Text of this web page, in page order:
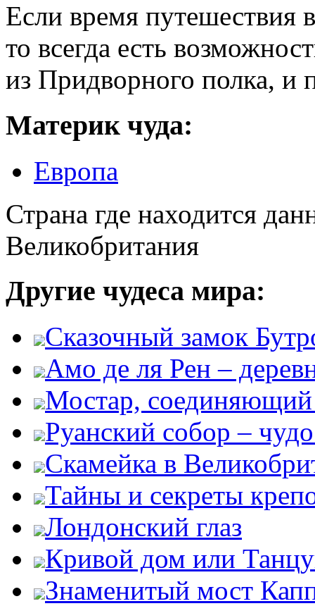
Если время путешествия
то всегда есть
из Придворного полка, и
Материк чуда:
Европа
Страна где находится
Великобритания
Другие чудеса мира:
Сказочный замок
Амо де ля Рен –
Мостар, соединяющий
Руанский собор –
Скамейка в
Тайны и секреты
Лондонский глаз
Кривой дом или
Знаменитый мост